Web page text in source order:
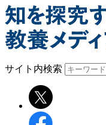
サイト内検索